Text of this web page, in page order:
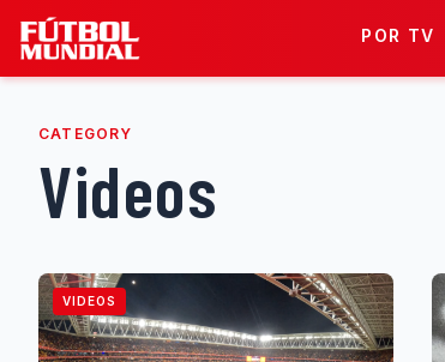
Skip to content
POR TV
CATEGORY
Videos
VIDEOS